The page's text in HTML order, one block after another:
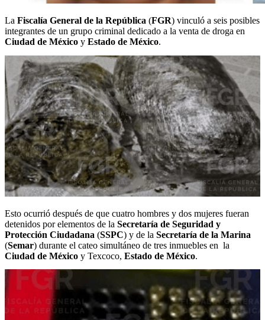
La Fiscalía General de la República (FGR) vinculó a seis posibles
integrantes de un grupo criminal dedicado a la venta de droga en
Ciudad de México y Estado de México.
Esto ocurrió después de que cuatro hombres y dos mujeres fueran
detenidos por elementos de la Secretaría de Seguridad y
Protección Ciudadana (SSPC) y de la Secretaría de la Marina
(Semar) durante el cateo simultáneo de tres inmuebles en la
Ciudad de México y Texcoco, Estado de México.